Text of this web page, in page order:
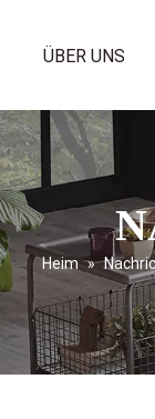
ÜBER UNS
Heim »